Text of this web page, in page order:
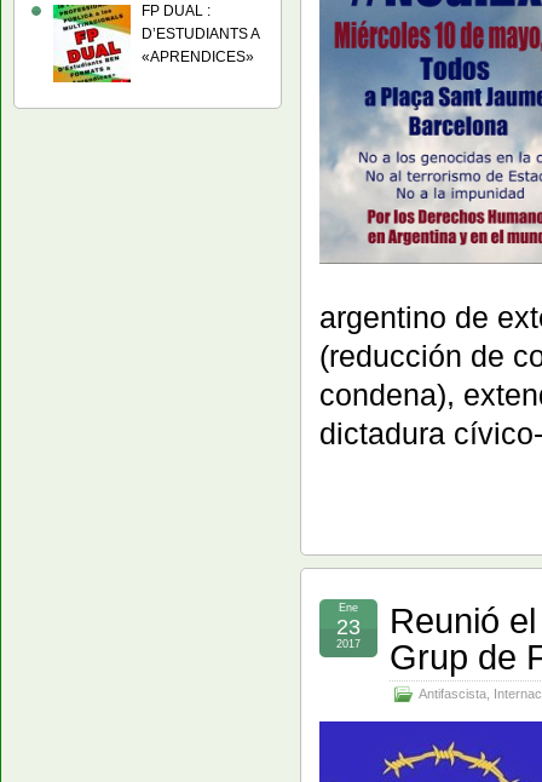
argentino de
(reducción de
condena),
dictadura
Reunió
Grup de
Antifascista
Ene
23
2017
FP DUAL :
D’ESTUDIANTS A
«APRENDICES»